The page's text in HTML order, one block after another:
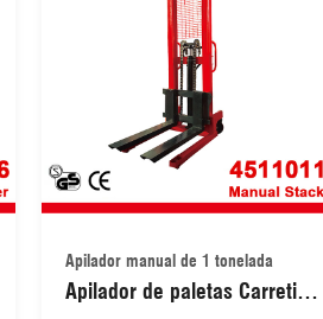
Apilador manual de 1 tonelada
Apilador de paletas Carretilla